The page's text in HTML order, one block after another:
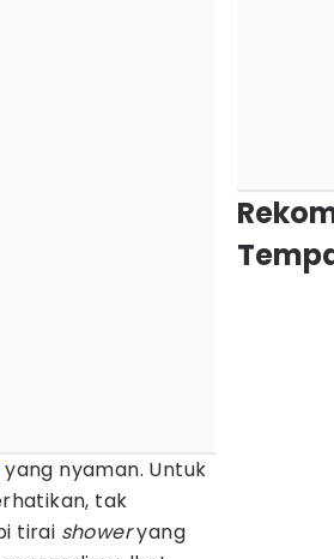
yang nyaman. Untuk
tak
tirai showeryang